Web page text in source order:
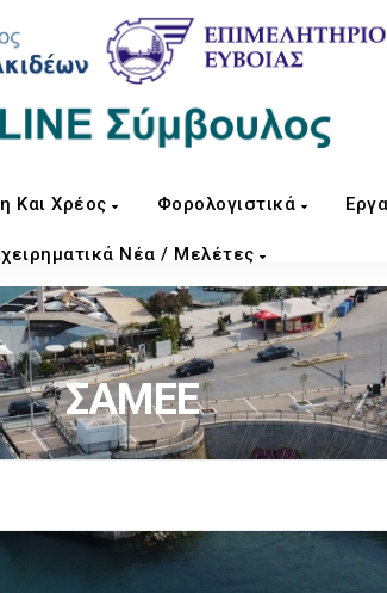
Και Χρέος Φορολογιστικά
Νέα / Μελέτες
ΣΑΜΕΕ